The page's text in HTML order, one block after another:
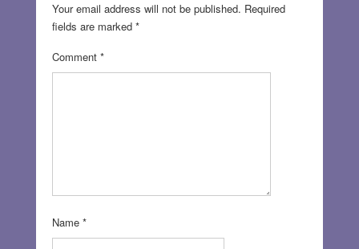
Your email address will not be published. Required
fields are marked *
Comment *
Name *